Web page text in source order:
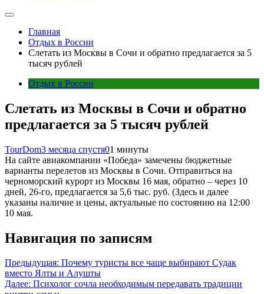
Главная
Отдых в России
Слетать из Москвы в Сочи и обратно предлагается за 5
тысяч рублей
Отдых в России
Слетать из Москвы в Сочи и обратно
предлагается за 5 тысяч рублей
TourDom3 месяца спустя01 минуты
На сайте авиакомпании «Победа» замечены бюджетные
варианты перелетов из Москвы в Сочи. Отправиться на
черноморский курорт из Москвы 16 мая, обратно – через 10
дней, 26-го, предлагается за 5,6 тыс. руб. (Здесь и далее
указаны наличие и цены, актуальные по состоянию на 12:00
10 мая.
Навигация по записям
Предыдущая: Почему туристы все чаще выбирают Судак
вместо Ялты и Алушты
Далее: Психолог сочла необходимым передавать традиции